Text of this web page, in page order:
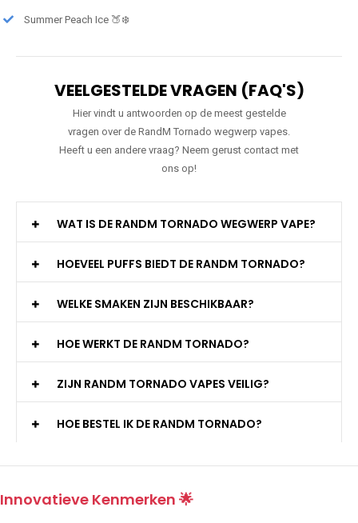
Summer Peach Ice 🍑❄️
VEELGESTELDE VRAGEN (FAQ'S)
Hier vindt u antwoorden op de meest gestelde
vragen over de RandM Tornado wegwerp vapes.
Heeft u een andere vraag? Neem gerust contact met
ons op!
WAT IS DE RANDM TORNADO WEGWERP VAPE?
HOEVEEL PUFFS BIEDT DE RANDM TORNADO?
WELKE SMAKEN ZIJN BESCHIKBAAR?
HOE WERKT DE RANDM TORNADO?
ZIJN RANDM TORNADO VAPES VEILIG?
HOE BESTEL IK DE RANDM TORNADO?
Innovatieve Kenmerken 🌟